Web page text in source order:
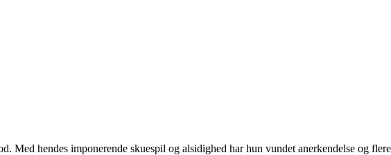
Med hendes imponerende skuespil og alsidighed har hun vundet anerkendelse og flere